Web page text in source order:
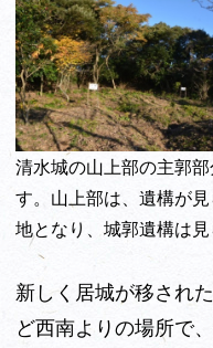
清水城の山上部の主郭
す。山上部は、遺構が
地となり、城郭遺構は
新しく居城が移され
ど西南よりの場所で